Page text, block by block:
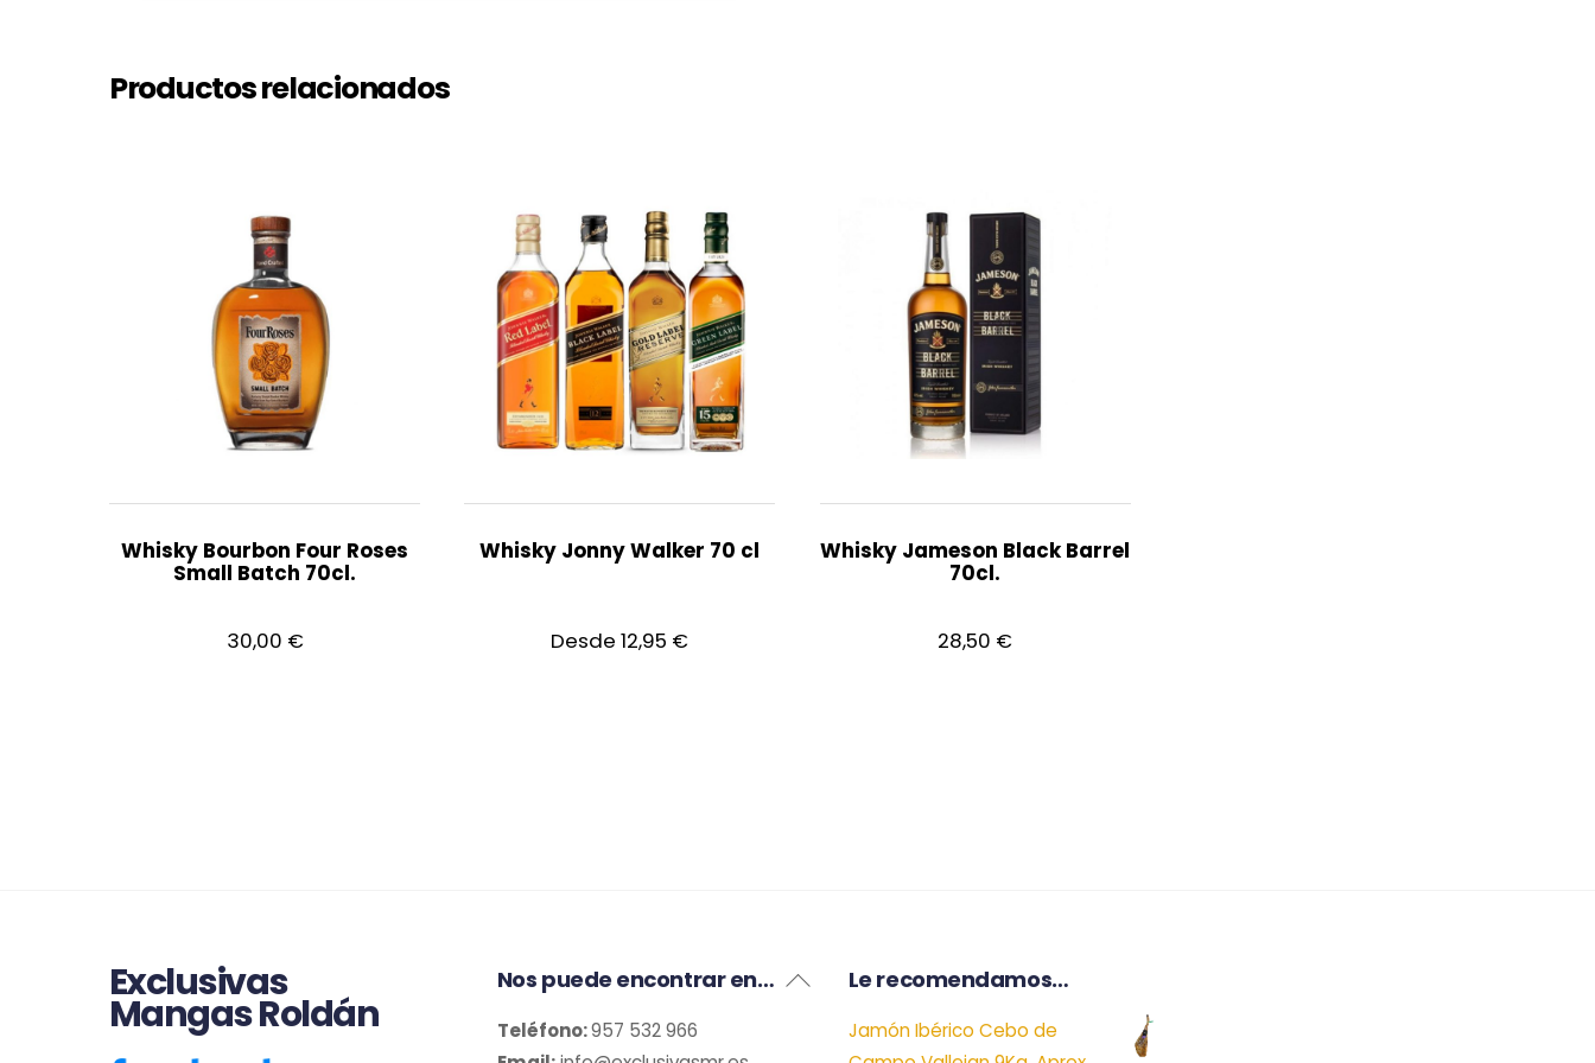
Productos relacionados
Whisky Bourbon Four Roses
Small Batch 70cl.
30,00 €
Whisky Jonny Walker 70 cl
Desde12,95 €
elegir
Whisky Jameson Black Barrel
70cl.
28,50 €
Back
Exclusivas
Mangas Roldán
Nos puede encontrar en…
Teléfono:957 532 966
Le recomendamos…
Jamón Ibérico Cebo de